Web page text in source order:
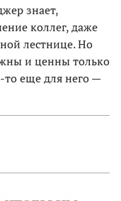
знает,
коллег, даже
лестнице. Но
и ценны только
еще для него —